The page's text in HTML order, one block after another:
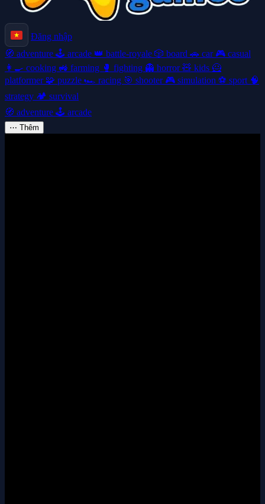
Đăng nhập
🧭 adventure 🕹️ arcade 👑 battle-royale 🎲 board 🚗 car 🎮 casual
👩‍🍳 cooking 🚜 farming 🥊 fighting 👻 horror🧸 kids 🦸
platformer 🧩 puzzle 🏎️ racing 🎯 shooter 🎮 simulation ⚽ sport 🧠
strategy 🏕️ survival
🧭 adventure 🕹️ arcade
⋯ Thêm